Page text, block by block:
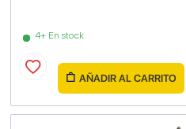
4+ En stock
AÑADIR AL CARRITO